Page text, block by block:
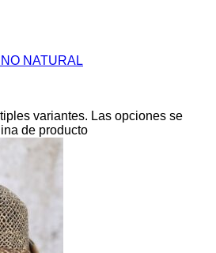
NATURAL
variantes. Las opciones se
de producto